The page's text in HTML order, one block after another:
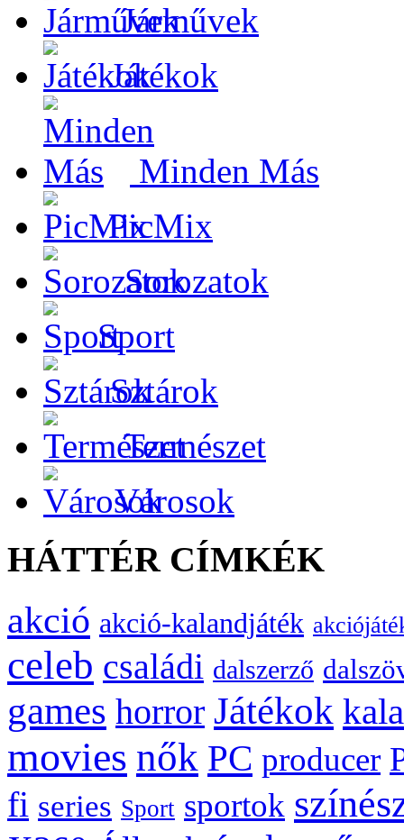
Járművek
Játékok
Minden Más
PicMix
Sorozatok
Sport
Sztárok
Természet
Városok
HÁTTÉR CÍMKÉK
akció akció-kalandjáték
celeb családi dalszerző
games horror Játékok
movies nők PC producer
fi series Sport sportok